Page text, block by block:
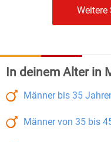
Weitere
In deinem Alter in
Männerbis 35
Männervon 35 bis